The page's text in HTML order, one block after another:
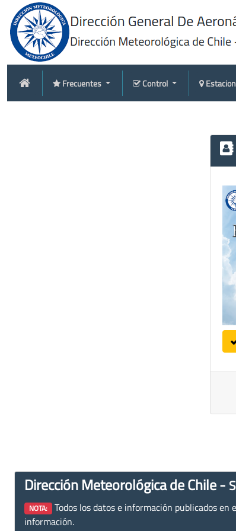
Frecuentes Control
Dirección Meteorológica de Chile -
NOTA: Todos los datos e información publicados
información.